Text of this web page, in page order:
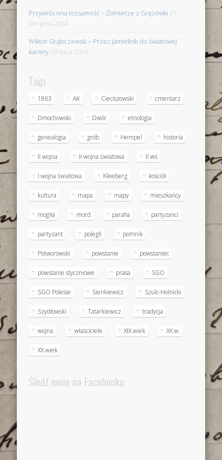
Przywrócona tożsamość – Żołnierze z Gręzówki 31
sierpnia 2024
Wiktor Grąbczewski – Przez Jamielnik do światowej
kariery 28 lipca 2024
Tagi
1863 AK Cieciszowski cmentarz
Dmochowski Dwór etnologia
genealogia grób Hempel historia
II wojna II wojna światowa II wś
I wojna światowa Kleeberg kościół
kultura mapa mapy mieszkańcy
mogiła mord parafia partyzanci
partyzant polegli pomnik
Potworowski powstanie powstaniec
powstanie styczniowe prasa SGO
SGO Polesie Sienkiewicz Szulc-Holnicki
Szydłowski Tatarkiewicz tradycja
wojna właściciele XIX wiek XX w.
XX wiek
Śledź mnie na Facebooku